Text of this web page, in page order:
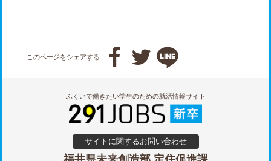
このページをシェアする   
ふくいで働きたい学生のための就活情報サイト
サイトに関するお問い合わせ